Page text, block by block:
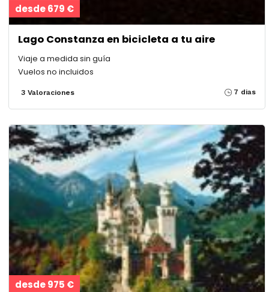
desde 679 €
Lago Constanza en bicicleta a tu aire
Viaje a medida sin guía
Vuelos no incluidos
3 Valoraciones 7 dias
desde 975 €